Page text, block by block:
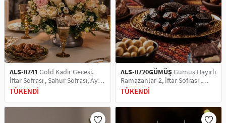
ALS-0741Gold Kadir Gecesi,
İftar Sofrası , Sahur Sofrası, Ayna
Pleksi Pasta Üstü & Pleksi Pasta
TÜKENDİ
ALS-0720GÜMÜŞGümüş Hayırlı
Ramazanlar-2, İftar Sofrası ,
Sahur Sofrası, Ayna Pleksi Pasta
TÜKENDİ